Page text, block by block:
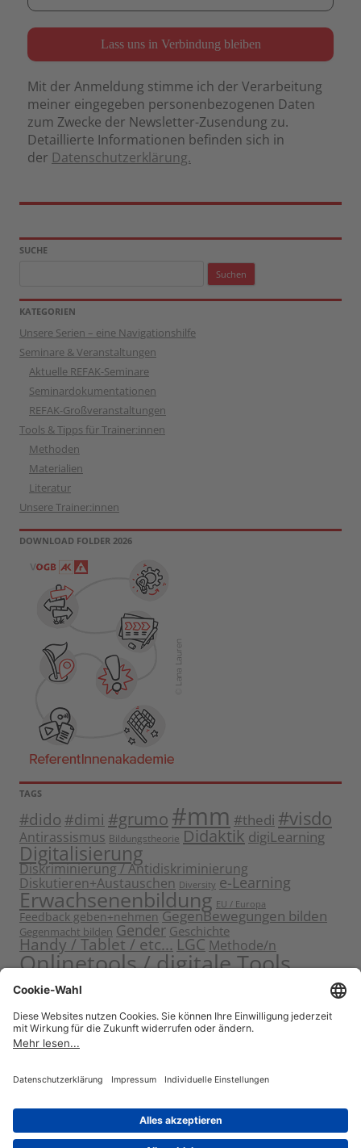
Mit der Anmeldung stimme ich der Verarbeitung
meiner eingegeben personenbezogenen Daten
zum Zwecke der Newsletter-Zusendung zu.
Detaillierte Informationen befinden sich in
der Datenschutzerklärung.
SUCHE
KATEGORIEN
Unsere Serien – eine Navigationshilfe
Seminare & Veranstaltungen
Aktuelle REFAK-Seminare
Seminardokumentationen
REFAK-Großveranstaltungen
Tools & Tipps für Trainer:innen
Methoden
Materialien
Literatur
Unsere Trainer:innen
DOWNLOAD FOLDER 2026
TAGS
#dido #dimi #grumo #mm #thedi #visdo
Antirassismus Bildungstheorie Didaktik digiLearning
Digitalisierung
Diskriminierung / Antidiskriminierung
Diskutieren+Austauschen Diversity e-Learning
Erwachsenenbildung EU / Europa
Feedback geben+nehmen GegenBewegungen bilden
Gegenmacht bilden Gender Geschichte
Handy / Tablet / etc... LGC Methode/n
Onlinetools / digitale Tools
Politische Bildung
Sensibilisieren Sichern+Verankern Solidarität
Starten+Kennenlernen Tagung
Teamentwicklung+Gruppendynamik
VideoVisualisierung Voneinander+miteinander lernen